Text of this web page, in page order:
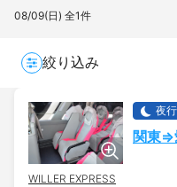
08/09(日) 全1件
絞り込み
夜
関東⇒
WILLER EXPRESS